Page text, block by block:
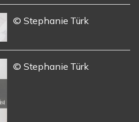
© Stephanie Türk
© Stephanie Türk